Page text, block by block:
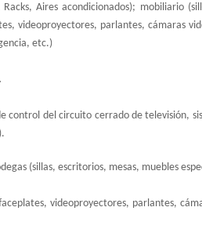
Aires acondicionados); mobiliario
videoproyectores, parlantes, cámaras
etc.)
control del circuito cerrado de televisión,
(sillas, escritorios, mesas, muebles
videoproyectores, parlantes,